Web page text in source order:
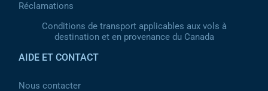
Réclamations
Conditions de transport applicables aux vols à
destination et en provenance du Canada
AIDE ET CONTACT
Nous contacter